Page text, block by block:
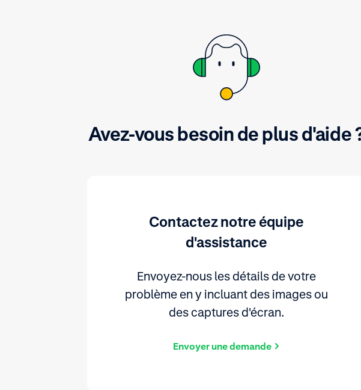
Avez-vous besoin de plus d'aide
Contactez notre équipe
d'assistance
Envoyez-nous les détails de votre
problème en y incluant des images ou
des captures d'écran.
Envoyer une demande